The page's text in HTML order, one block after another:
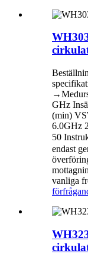
GHz
(min)
6.0GHz
50
endast
vanliga
förfrågan